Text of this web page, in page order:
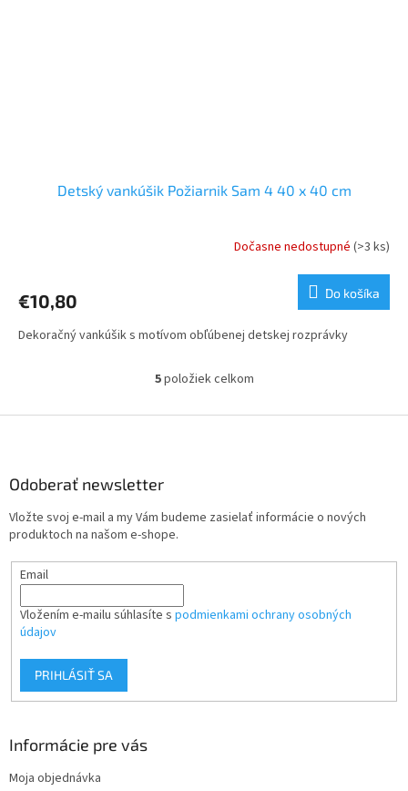
Detský vankúšik Požiarnik Sam 4 40 x 40 cm
Dočasne nedostupné (>3 ks)
€10,80 Do košíka
Dekoračný vankúšik s motívom obľúbenej detskej rozprávky
O
l
e
r
y
s
5položiek celkom
Odoberať newsletter
Vložte svoj e-mail a my Vám budeme zasielať informácie o nových
produktoch na našom e-shope.
Email
Vložením e-mailu súhlasíte s podmienkami ochrany osobných
údajov
PRIHLÁSIŤ SA
Informácie pre vás
Moja objednávka